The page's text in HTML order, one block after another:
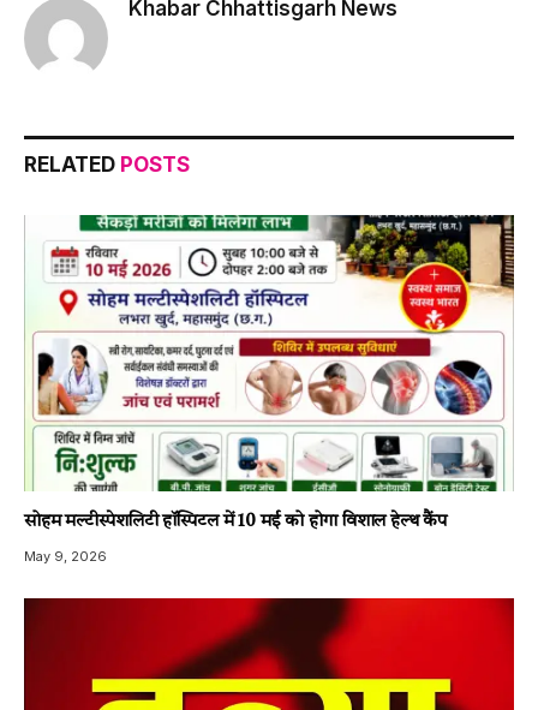
Khabar Chhattisgarh News
RELATED POSTS
सोहम मल्टीस्पेशलिटी हॉस्पिटल में 10 मई को होगा विशाल हेल्थ कैंप
May 9, 2026